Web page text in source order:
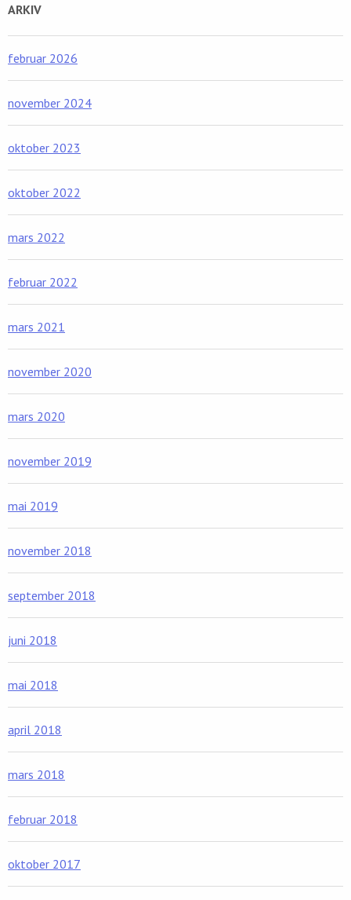
ARKIV
februar 2026
november 2024
oktober 2023
oktober 2022
mars 2022
februar 2022
mars 2021
november 2020
mars 2020
november 2019
mai 2019
november 2018
september 2018
juni 2018
mai 2018
april 2018
mars 2018
februar 2018
oktober 2017